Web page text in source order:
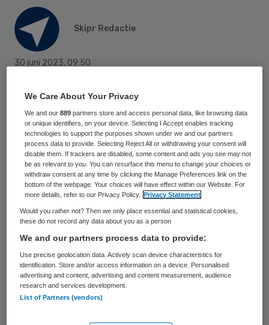
Skipr Redactie
30 juni 2023, 09:50
worden bij het faillissement van een
zorginstelling, zegt curator Floris Dix van
Turnaround Advocaten tegenDe Telegraaf.
Bij een stille bewindvoering wordt
vooruitlopend op een faillissement al de
beoogde curator ingeschakeld om ervoor te
zorgen dat de organisatie sneller een
doorstart kan maken.
Dix noemt het voorbeeld van het
We Care About Your Privacy
We and our889 partners store and access personal data, like browsing data
or unique identifiers, on your device. Selecting I Accept enables tracking
technologies to support the purposes shown under we and our partners
process data to provide. Selecting Reject All or withdrawing your consent will
disable them. If trackers are disabled, some content and ads you see may not
be as relevant to you. You can resurface this menu to change your choices or
withdraw consent at any time by clicking the Manage Preferences link on the
bottom of the webpage. Your choices will have effect within our Website. For
more details, refer to our Privacy Policy.
Privacy Statement
Would you rather not? Then we only place essential and statistical cookies,
these do not record any data about you as a person
We and our partners process data to provide:
Use precise geolocation data. Actively scan device characteristics for
identification. Store and/or access information on a device. Personalised
advertising and content, advertising and content measurement, audience
research and services development.
List of Partners (vendors)